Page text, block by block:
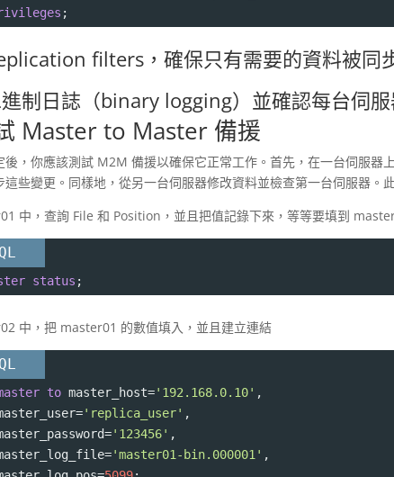
;
filters，確保只有需要的資料被同
制日誌（binary logging）並確認每台伺服
Master to Master 備援
後，你應該測試 M2M 備援以確保它正常工作。首先，在一台伺服器
這些變更。同樣地，從另一台伺服器修改資料並檢查第一台伺服器。
中，查詢 File 和 Position，並且把值記錄下來，等等要填到
status ;
中，把 master01 的數值填入，並且建立連結
to master_host='192.168.0.10' ,
='replica_user' ,
='123456' ,
='master01-bin.000001' ,